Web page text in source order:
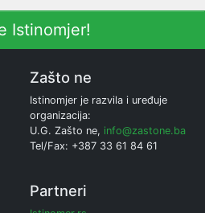
Istinomjer!
Zašto ne
Istinomjer je razvila i uređuje
organizacija:
U.G. Zašto ne, info@zastone.ba
Tel/Fax: +387 33 61 84 61
Partneri